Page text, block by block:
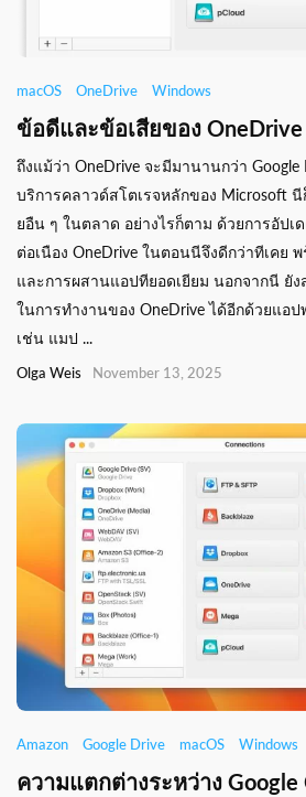
macOS OneDrive Windows
ข้อดีและข้อเสียของ OneDrive
ถึงแม้ว่า OneDrive จะมีมานานกว่า Google
บริการคลาวด์สโตเรจหลักของ Microsoft
ยอืน ๆ ในตลาด อย่างไรก็ตาม ด้วยการอัปเ
ต่อเนือง OneDrive ในตอนนีจึงดีกว่าทีเคย
และการผสานแอปทียอดเยียม นอกจากนี ยั
ในการทำงานของ OneDrive ได้อีกด้วยแอ
เช่น แมป ...
Olga Weis November 13, 2025
Amazon Google Drive macOS Windows
ความแตกต่างระหว่าง Google